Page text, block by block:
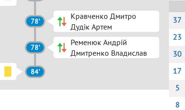
78'
Кравченко Дмитро
Дудік Артем
78'
Ременюк Андрій
Дмитренко Владислав
84'
37
23
30
17
5
8